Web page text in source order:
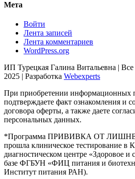
Мета
Войти
Лента записей
Лента комментариев
WordPress.org
ИП Турецкая Галина Витальевна |
2025 | Разработка Webexperts
При приобретении информационных
подтверждаете факт ознакомления и
договора оферты, а также даете
персональных данных.
*Программа ПРИВИВКА ОТ
прошла клиническое тестирование в
диагностическом центре «Здоровое и
базе ФГБУН «ФИЦ питания и
Институт питания РАН).